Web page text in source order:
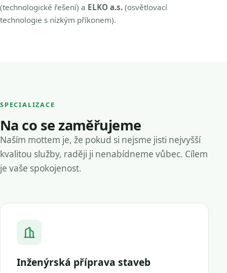
(technologické řešení) a ELKO a.s. (osvětlovací
technologie s nízkým příkonem).
SPECIALIZACE
Na co se zaměřujeme
Naším mottem je, že pokud si nejsme jisti nejvyšší
kvalitou služby, raději ji nenabídneme vůbec. Cílem
je vaše spokojenost.
Inženýrská příprava staveb